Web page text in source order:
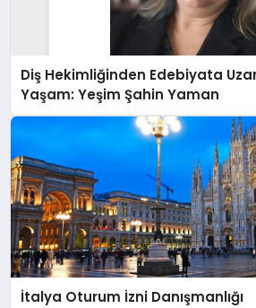
Diş Hekimliğinden Edebiyata
Yaşam: Yeşim Şahin Yaman
İtalya Oturum İzni Danışmanlığı